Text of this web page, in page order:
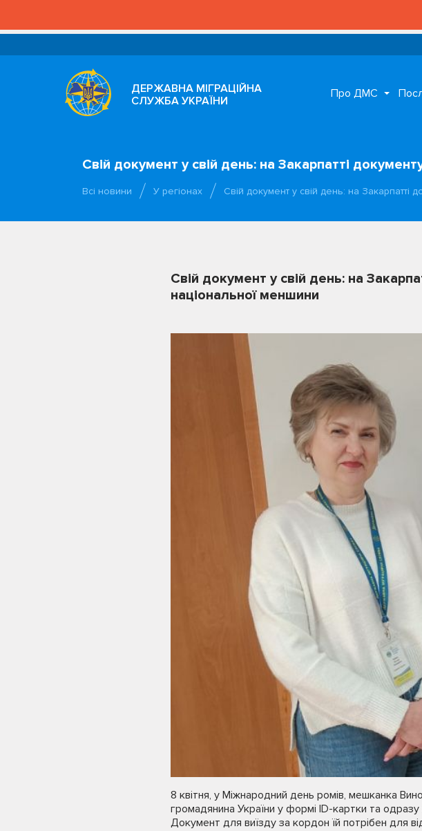
ДЕРЖАВНА МІГРАЦІЙНА
СЛУЖБА УКРАЇНИ
Про ДМС
Свій документ у свій день: на Закарпатті
Всі новини У регіонах Свій документ у свій день: на Закарпатті
Свій документ у свій день: на
національної меншини
8 квітня, у Міжнародний день ромів, мешканка
громадянина України у формі ID-картки та
Документ для виїзду за кордон їй потрібен для